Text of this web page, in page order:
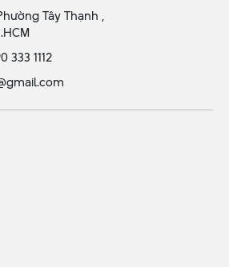
Tây Thạnh ,
333 1112